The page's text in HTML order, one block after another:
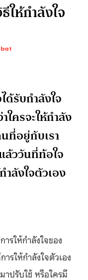
ให้กำลังใจ
ด้รับกำลังใจ
ครจะให้กำลัง
ที่อยู่กับเรา
ล้ววันที่ท้อใจ
ำลังใจตัวเอง
รให้กำลังใจของ
รให้กำลังใจตัวเอง
ปรับใช้ หรือใครมี